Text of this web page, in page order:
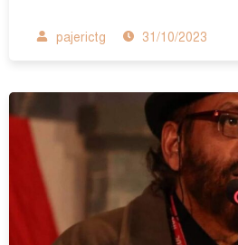
pajerictg 31/10/2023